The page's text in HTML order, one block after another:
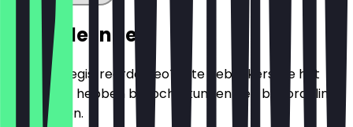
Beoordelingen
Alleen geregistreerde NeoTaste gebruikers die het
restaurant hebben bezocht, kunnen een beoordeling
achterlaten.